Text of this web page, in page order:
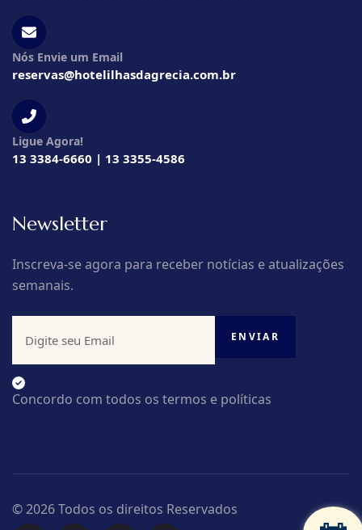
Nós Envie um Email
reservas@hotelilhasdagrecia.com.br
Ligue Agora!
13 3384-6660 | 13 3355-4586
Newsletter
Inscreva-se agora para receber notícias e atualizações
semanais.
Concordo com todos os termos e políticas
© 2026 Todos os direitos Reservados